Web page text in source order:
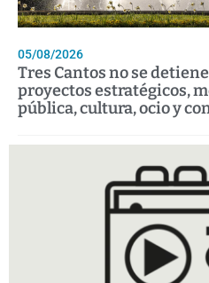
05/08/2026
Tres Cantos no se
proyectos estratégicos,
pública, cultura, ocio y